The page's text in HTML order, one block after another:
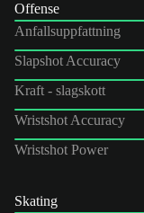
Offense
Anfallsuppfattning
Slapshot Accuracy
Kraft - slagskott
Wristshot Accuracy
Wristshot Power
Skating